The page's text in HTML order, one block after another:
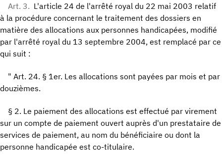
Art. 3. L'article 24 de l'arrêté royal du 22 mai 2003 relatif
à la procédure concernant le traitement des dossiers en
matière des allocations aux personnes handicapées, modifié
par l'arrêté royal du 13 septembre 2004, est remplacé par ce
qui suit :
" Art. 24. § 1er. Les allocations sont payées par mois et par
douzièmes.
§ 2. Le paiement des allocations est effectué par virement
sur un compte de paiement ouvert auprès d'un prestataire de
services de paiement, au nom du bénéficiaire ou dont la
personne handicapée est co-titulaire.